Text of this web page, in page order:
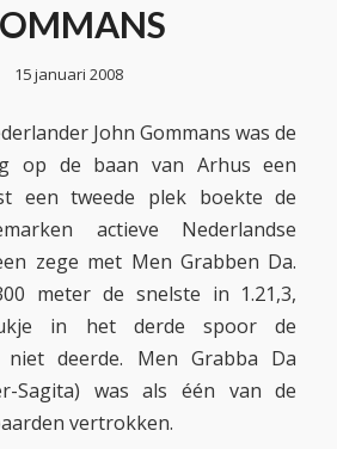
15 januari 2008
John Gommans was de
op de baan van Arhus een
een tweede plek boekte de
actieve Nederlandse
zege met Men Grabben Da.
meter de snelste in 1.21,3,
in het derde spoor de
niet deerde. Men Grabba Da
Sagita) was als één van de
vertrokken.